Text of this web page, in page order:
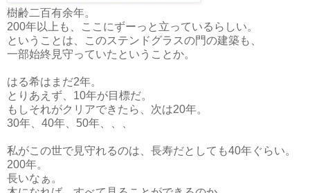
樹齢二百有余年。
200年以上も、ここにずーっと立っているらしい。
ということは、このステンドグラスの門の建築も、
一部始終見守っていたということか。
はる希はまだ2年。
とりあえず、10年が目標だ。
もしそれがクリアできたら、次は20年。
30年、40年、50年、、、
私がこの世で見守れるのは、長寿だとしても40年ぐらい。
200年。
長いなぁ。